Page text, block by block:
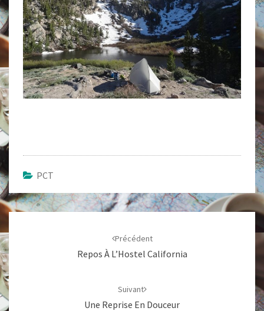
PCT
Navigation
d'article
Précédent
Repos À L’Hostel California
Suivant
Une Reprise En Douceur